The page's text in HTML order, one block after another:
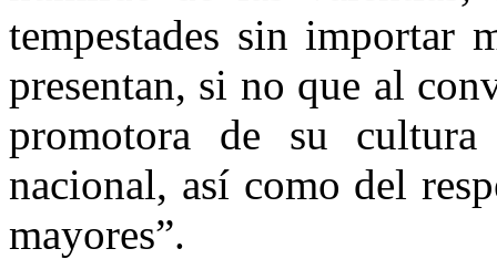
tempestades sin importar
presentan, si no que al
promotora de su
nacional, así como del
mayores”.